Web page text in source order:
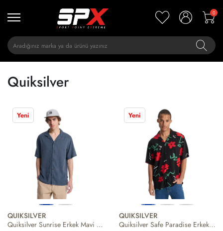
0
Quiksilver
Yeni
QUIKSILVER
Quiksilver Sunrise Erkek Mavi Gömlek
Yeni
QUIKSILVER
Quiksilver Safe Paradise Erkek Gömlek